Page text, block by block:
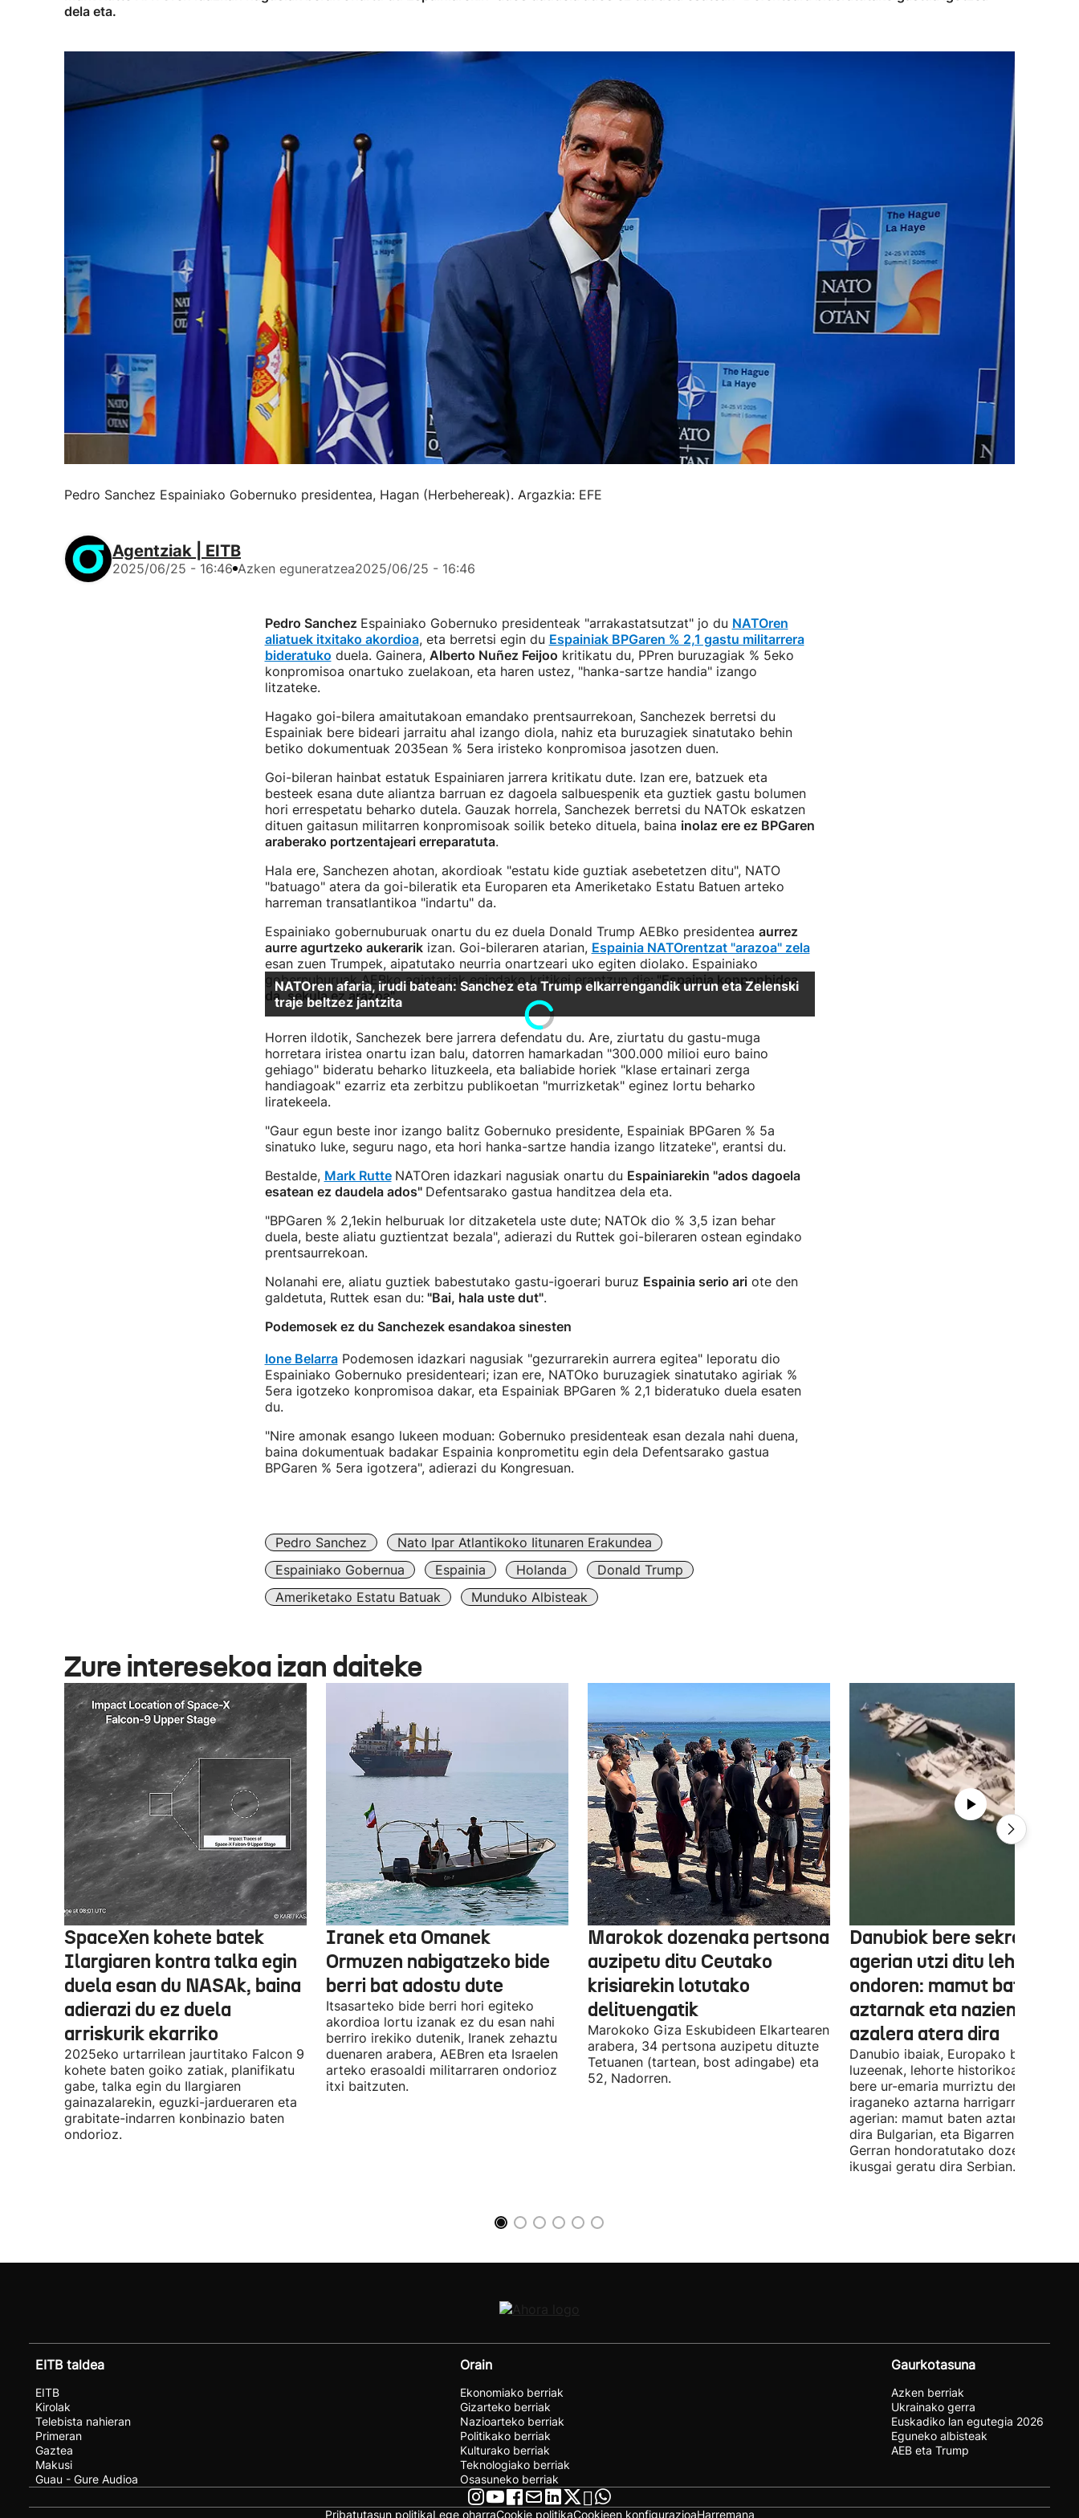
dela eta.
Pedro Sanchez Espainiako Gobernuko presidentea, Hagan (Herbehereak). Argazkia: EFE
Agentziak | EITB
2025/06/25 - 16:46 Azken eguneratzea2025/06/25 - 16:46
Pedro Sanchez Espainiako Gobernuko presidenteak "arrakastatsutzat" jo du NATOren
aliatuek itxitako akordioa, eta berretsi egin du Espainiak BPGaren % 2,1 gastu militarrera
bideratuko duela. Gainera, Alberto Nuñez Feijoo kritikatu du, PPren buruzagiak % 5eko
konpromisoa onartuko zuelakoan, eta haren ustez, "hanka-sartze handia" izango
litzateke.
Hagako goi-bilera amaitutakoan emandako prentsaurrekoan, Sanchezek berretsi du
Espainiak bere bideari jarraitu ahal izango diola, nahiz eta buruzagiek sinatutako behin
betiko dokumentuak 2035ean % 5era iristeko konpromisoa jasotzen duen.
Goi-bileran hainbat estatuk Espainiaren jarrera kritikatu dute. Izan ere, batzuek eta
besteek esana dute aliantza barruan ez dagoela salbuespenik eta guztiek gastu bolumen
hori errespetatu beharko dutela. Gauzak horrela, Sanchezek berretsi du NATOk eskatzen
dituen gaitasun militarren konpromisoak soilik beteko dituela, baina inolaz ere ez BPGaren
araberako portzentajeari erreparatuta.
Hala ere, Sanchezen ahotan, akordioak "estatu kide guztiak asebetetzen ditu", NATO
"batuago" atera da goi-bileratik eta Europaren eta Ameriketako Estatu Batuen arteko
harreman transatlantikoa "indartu" da.
Espainiako gobernuburuak onartu du ez duela Donald Trump AEBko presidentea aurrez
aurre agurtzeko aukerarikizan. Goi-bileraren atarian, Espainia NATOrentzat "arazoa" zela
esan zuen Trumpek, aipatutako neurria onartzeari uko egiten diolako. Espainiako
gobernuburuak AEBko agintariak egindako kritikei erantzun die:"Espainia konponbidea
da, sekula ez arazoa".
Horren ildotik, Sanchezek bere jarrera defendatu du. Are, ziurtatu du gastu-muga
horretara iristea onartu izan balu, datorren hamarkadan "300.000 milioi euro baino
gehiago" bideratu beharko lituzkeela, eta baliabide horiek "klase ertainari zerga
handiagoak" ezarriz eta zerbitzu publikoetan "murrizketak" eginez lortu beharko
liratekeela.
"Gaur egun beste inor izango balitz Gobernuko presidente, Espainiak BPGaren % 5a
sinatuko luke, seguru nago, eta hori hanka-sartze handia izango litzateke", erantsi du.
Bestalde, Mark Rutte NATOren idazkari nagusiak onartu du Espainiarekin "ados dagoela
esatean ez daudela ados" Defentsarako gastua handitzea dela eta.
"BPGaren % 2,1ekin helburuak lor ditzaketela uste dute; NATOk dio % 3,5 izan behar
duela, beste aliatu guztientzat bezala", adierazi du Ruttek goi-bileraren ostean egindako
prentsaurrekoan.
Nolanahi ere, aliatu guztiek babestutako gastu-igoerari buruz Espainia serio ariote den
galdetuta, Ruttek esan du:"Bai, hala uste dut".
Podemosek ez du Sanchezek esandakoa sinesten
Ione BelarraPodemosen idazkari nagusiak "gezurrarekin aurrera egitea" leporatu dio
Espainiako Gobernuko presidenteari; izan ere, NATOko buruzagiek sinatutako agiriak %
5era igotzeko konpromisoa dakar, eta Espainiak BPGaren % 2,1 bideratuko duela esaten
du.
"Nire amonak esango lukeen moduan: Gobernuko presidenteak esan dezala nahi duena,
baina dokumentuak badakar Espainia konprometitu egin dela Defentsarako gastua
BPGaren % 5era igotzera", adierazi du Kongresuan.
Pedro Sanchez
Nato Ipar Atlantikoko Iitunaren Erakundea
Espainiako Gobernua
Espainia Holanda
Donald Trump
Ameriketako Estatu Batuak
Munduko Albisteak
Zure interesekoa izan daiteke
SpaceXen kohete batek
Ilargiaren kontra talka egin
duela esan du NASAk, baina
adierazi du ez duela
arriskurik ekarriko
2025eko urtarrilean jaurtitako Falcon 9
kohete baten goiko zatiak, planifikatu
gabe, talka egin du Ilargiaren
gainazalarekin, eguzki-jardueraren eta
grabitate-indarren konbinazio baten
ondorioz.
Iranek eta Omanek
Ormuzen nabigatzeko bide
berri bat adostu dute
Itsasarteko bide berri hori egiteko
akordioa lortu izanak ez du esan nahi
berriro irekiko dutenik, Iranek zehaztu
duenaren arabera, AEBren eta Israelen
arteko erasoaldi militarraren ondorioz
itxi baitzuten.
Marokok dozenaka pertsona
auzipetu ditu Ceutako
krisiarekin lotutako
delituengatik
Marokoko Giza Eskubideen Elkartearen
arabera, 34 pertsona auzipetu dituzte
Tetuanen (tartean, bost adingabe) eta
52, Nadorren.
Danubiok bere sekretuak
agerian utzi ditu
ondoren: mamut baten
aztarnak eta nazien
azalera atera dira
Danubio ibaiak, Europako bigarren
luzeenak, lehorte historikoa bizi du,
bere ur-emaria murriztu denez,
iraganeko aztarna harrigarriak utzi
agerian: mamut baten aztarnak
dira Bulgarian, eta Bigarren Mundu
Gerran hondoratutako dozenaka
ikusgai geratu dira Serbian.
EITB taldea
EITB
Kirolak
Telebista nahieran
Primeran
Gaztea
Makusi
Guau - Gure Audioa
Orain
Ekonomiako berriak
Gizarteko berriak
Nazioarteko berriak
Politikako berriak
Kulturako berriak
Teknologiako berriak
Osasuneko berriak
Gaurkotasuna
Azken berriak
Ukrainako gerra
Euskadiko lan egutegia 2026
Eguneko albisteak
AEB eta Trump
Pribatutasun politikaLege oharraCookie politikaCookieen konfigurazioaHarremana